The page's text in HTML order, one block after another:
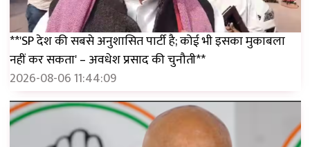
**'SP देश की सबसे अनुशासित पार्टी है; कोई भी इसका मुकाबला
नहीं कर सकता' – अवधेश प्रसाद की चुनौती**
2026-08-06 11:44:09